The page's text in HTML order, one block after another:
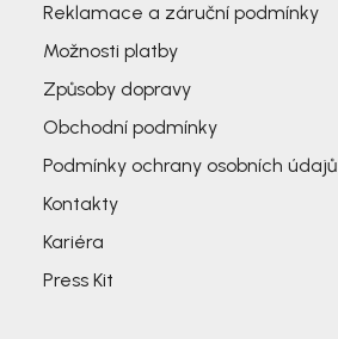
Reklamace a záruční podmínky
Možnosti platby
Způsoby dopravy
Obchodní podmínky
Podmínky ochrany osobních údajů
Kontakty
Kariéra
Press Kit